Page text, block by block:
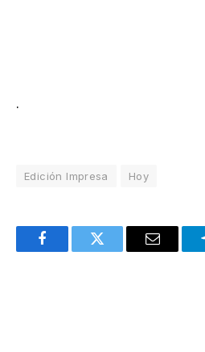
.
Edición Impresa Hoy
FacebookTwitter Email